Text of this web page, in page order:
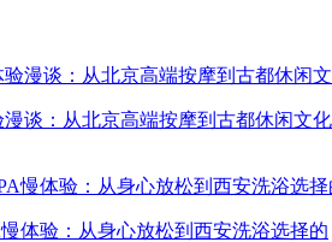
谈：从北京高端按摩到古都休闲文化
体验：从身心放松到西安洗浴选择的